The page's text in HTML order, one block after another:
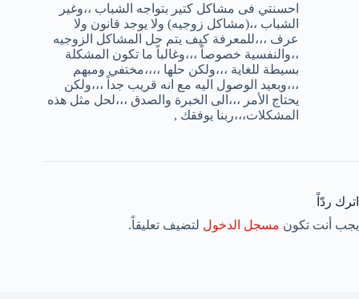
احسنتي فى مشاكل كتير بتواجه الشباب ،،وغير
الشباب ،،(مشاكل زوجيه) ولا يوجد قانون ولا
عرف ،،،للمعرفة كيف يتم حل المشاكل الزوجيه
،،والنفسية خصوصاً ،،،وغالباً ما تكون المشكلة
بسيطة للغاية ،،،ولكن حلها ،،،،مختفي ومبهم
،،،وبعيد الوصول اليه مع انه قريب جداً ،،،ولكن
يحتاج الأمر ،،،الى الخبرة والصدق ،،،لحل مثل هذه
المشكلات،،،ربنا يوفقك ,
اترك ردّاً
يجب أنت تكون مسجل الدخول لتضيف تعليقاً.